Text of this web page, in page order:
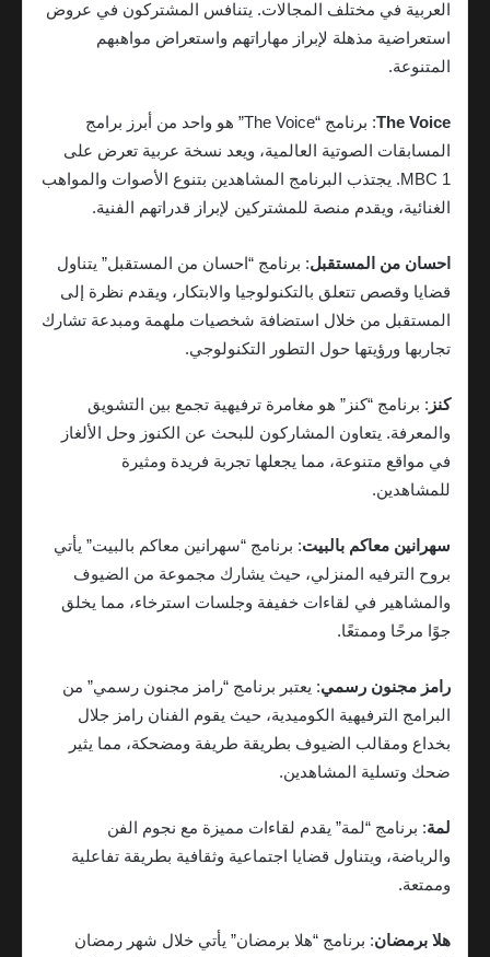
العربية في مختلف المجالات. يتنافس المشتركون في عروض
استعراضية مذهلة لإبراز مهاراتهم واستعراض مواهبهم
المتنوعة.
The Voice
: برنامج “The Voice” هو واحد من أبرز برامج
المسابقات الصوتية العالمية، ويعد نسخة عربية تعرض على
MBC 1. يجتذب البرنامج المشاهدين بتنوع الأصوات والمواهب
الغنائية، ويقدم منصة للمشتركين لإبراز قدراتهم الفنية.
احسان من المستقبل: برنامج “احسان من المستقبل” يتناول
قضايا وقصص تتعلق بالتكنولوجيا والابتكار، ويقدم نظرة إلى
المستقبل من خلال استضافة شخصيات ملهمة ومبدعة تشارك
تجاربها ورؤيتها حول التطور التكنولوجي.
كنز : برنامج “كنز” هو مغامرة ترفيهية تجمع بين التشويق
والمعرفة. يتعاون المشاركون للبحث عن الكنوز وحل الألغاز
في مواقع متنوعة، مما يجعلها تجربة فريدة ومثيرة
للمشاهدين.
سهرانين معاكم بالبيت: برنامج “سهرانين معاكم بالبيت” يأتي
بروح الترفيه المنزلي، حيث يشارك مجموعة من الضيوف
والمشاهير في لقاءات خفيفة وجلسات استرخاء، مما يخلق
جوًا مرحًا وممتعًا.
رامز مجنون رسمي: يعتبر برنامج “رامز مجنون رسمي” من
البرامج الترفيهية الكوميدية، حيث يقوم الفنان رامز جلال
بخداع ومقالب الضيوف بطريقة طريفة ومضحكة، مما يثير
ضحك وتسلية المشاهدين.
لمة: برنامج “لمة” يقدم لقاءات مميزة مع نجوم الفن
والرياضة، ويتناول قضايا اجتماعية وثقافية بطريقة تفاعلية
وممتعة.
هلا برمضان: برنامج “هلا برمضان” يأتي خلال شهر رمضان